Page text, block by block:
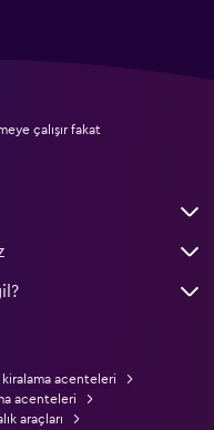
çalışır fakat
kiralama acenteleri
acenteleri
araçları